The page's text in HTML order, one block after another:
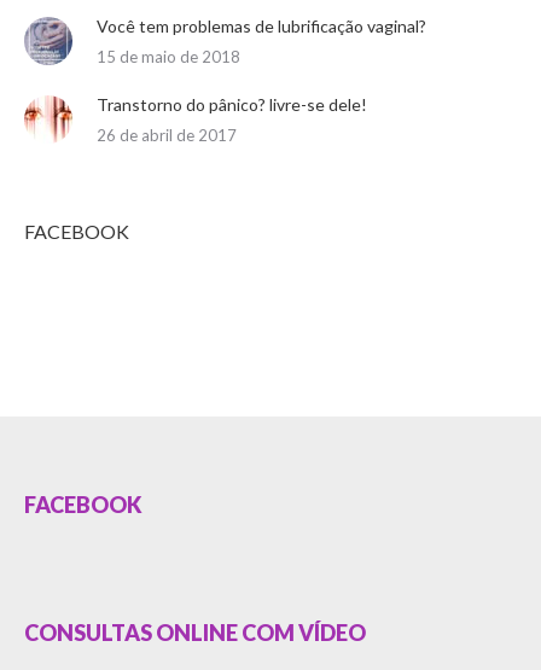
Você tem problemas de lubrificação vaginal?
15 de maio de 2018
Transtorno do pânico? livre-se dele!
26 de abril de 2017
FACEBOOK
FACEBOOK
CONSULTAS ONLINE COM VÍDEO